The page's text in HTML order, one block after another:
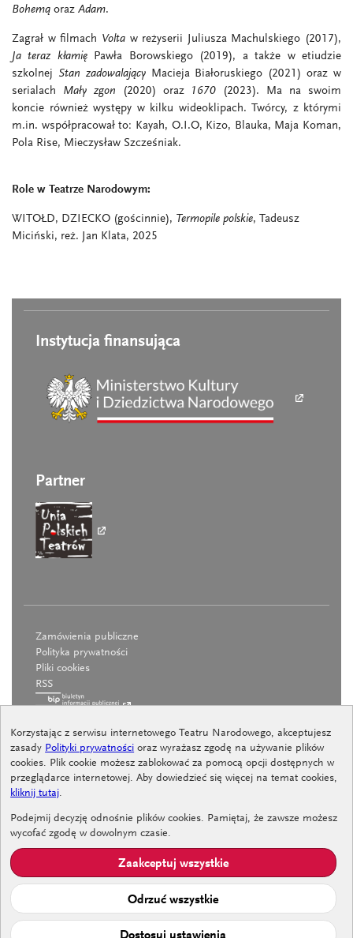
Bohemą oraz Adam.
Zagrał w filmach Voltaw reżyserii Juliusza Machulskiego (2017),
Ja teraz kłamięPawła Borowskiego (2019), a także w etiudzie
szkolnej Stan zadowalającyMacieja Białoruskiego (2021) oraz w
serialach Mały zgon (2020) oraz 1670 (2023). Ma na swoim
koncie również występy w kilku wideoklipach. Twórcy, z którymi
m.in. współpracował to: Kayah, O.I.O, Kizo, Blauka, Maja Koman,
Pola Rise, Mieczysław Szcześniak.
Role w Teatrze Narodowym:
WITOŁD, DZIECKO (gościnnie), Termopile polskie, Tadeusz
Miciński, reż. Jan Klata, 2025
Instytucja finansująca
Partner
Zamówienia publiczne
Polityka prywatności
Pliki cookies
RSS
Deklaracja dostępności
Procedura zgłoszeń wewnętrznych
Procedura dotycząca przeciwdziałania niepożądanym
zachowaniom
Standardy ochrony małoletnich
Korzystając z serwisu internetowego Teatru Narodowego, akceptujesz
zasady Polityki prywatności oraz wyrażasz zgodę na używanie plików
cookies. Plik cookie możesz zablokować za pomocą opcji dostępnych w
przeglądarce internetowej. Aby dowiedzieć się więcej na temat cookies,
kliknij tutaj.
Podejmij decyzję odnośnie plików cookies. Pamiętaj, że zawsze możesz
wycofać zgodę w dowolnym czasie.
Odrzuć wszystkie
Zaakceptuj wszystkie